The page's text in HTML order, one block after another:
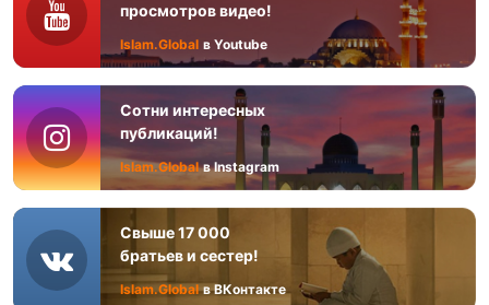
просмотров видео!
Islam.Global в Youtube
Сотни интересных
публикаций!
Islam.Global в Instagram
Свыше 17 000
братьев и сестер!
Islam.Global в ВКонтакте